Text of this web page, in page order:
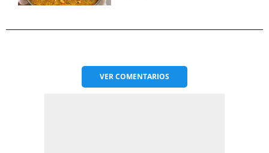
VERCOMENTARIOS